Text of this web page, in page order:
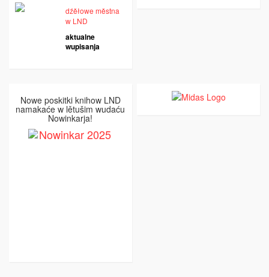
dźěłowe městna
w LND
aktualne
wupisanja
Nowe poskitki knihow LND
namakaće w lětušim wudaću
Nowinkarja!